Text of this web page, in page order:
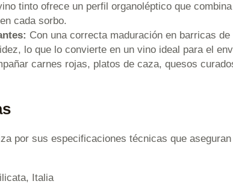
tinto ofrece un perfil organoléptico que
cada sorbo.
Con una correcta maduración en barricas
lo que lo convierte en un vino ideal para el
carnes rojas, platos de caza, quesos
por sus especificaciones técnicas que
Italia